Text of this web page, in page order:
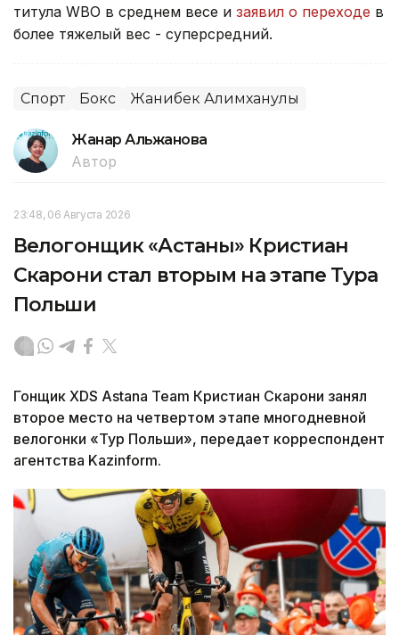
титула WBO в среднем весе и заявил о переходе в
более тяжелый вес - суперсредний.
Спорт Бокс Жанибек Алимханулы
Жанар Альжанова
Автор
23:48, 06 Августа 2026
Велогонщик «Астаны» Кристиан
Скарони стал вторым на этапе Тура
Польши
Гонщик XDS Astana Team Кристиан Скарони занял
второе место на четвертом этапе многодневной
велогонки «Тур Польши», передает корреспондент
агентства Kazinform.